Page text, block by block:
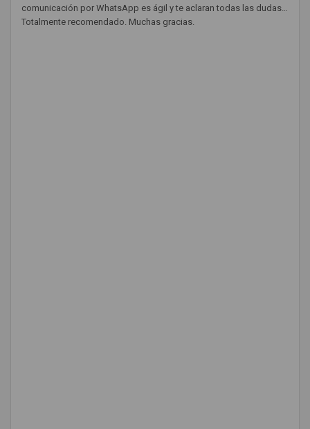
comunicación por WhatsApp es ágil y te aclaran todas las dudas.
Totalmente recomendado. Muchas gracias.